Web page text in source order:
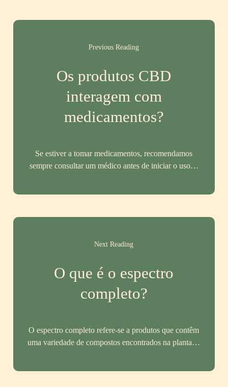
Previous Reading
Os produtos CBD
interagem com
medicamentos?
Se estiver a tomar medicamentos, recomendamos
sempre consultar um médico antes de iniciar o uso…
Next Reading
O que é o espectro
completo?
O espectro completo refere-se a produtos que contêm
uma variedade de compostos encontrados na planta…